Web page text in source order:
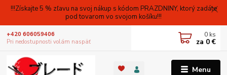
!!!Získajte 5 % zľavu na svoj nákup s kódom PRAZDNINY, ktorý zadáte
pod tovarom vo svojom košíku!!!
Menu
+420 606059406
Pri nedostupnosti volám naspäť
0 ks
za 0 €